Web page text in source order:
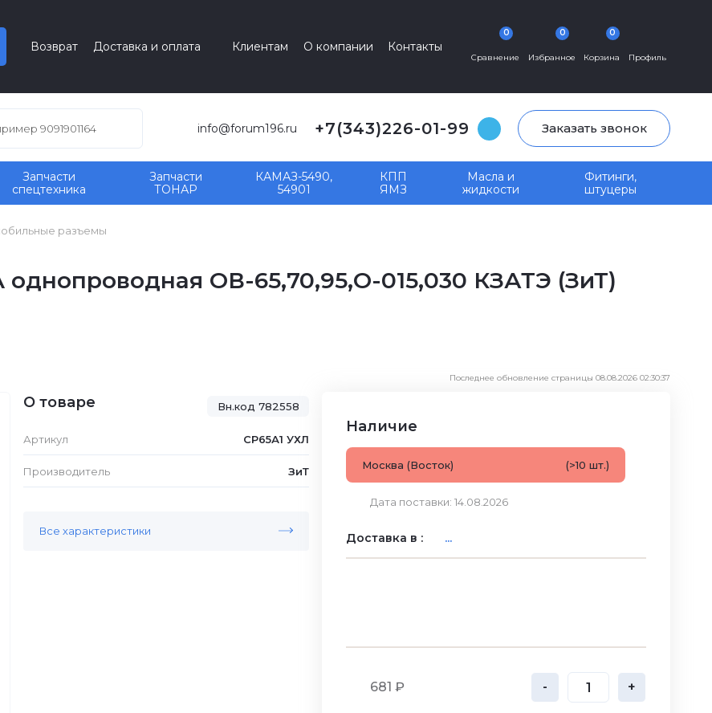
Возврат Доставка и оплата Клиентам О компании Контакты
Сравнение
0
Избранное
0
Корзина
0
Профиль
info@forum196.ru +7(343)226-01-99 Заказать звонок
Запчасти
спецтехника
Запчасти
ТОНАР
КАМАЗ-5490,
54901
КПП
ЯМЗ
Масла и
жидкости
Фитинги,
штуцеры
разъемы
однопроводная ОВ-65,70,95,О-015,030 КЗАТЭ (ЗиТ)
Последнее обновление страницы 08.08.2026 02:30:37
Вн.код 782558
О товаре
Артикул СР65А1 УХЛ
Производитель ЗиТ
Все характеристики
Наличие
Москва (Восток) (>10 шт.)
Дата поставки: 14.08.2026
Доставка в : ...
681 ₽ - +